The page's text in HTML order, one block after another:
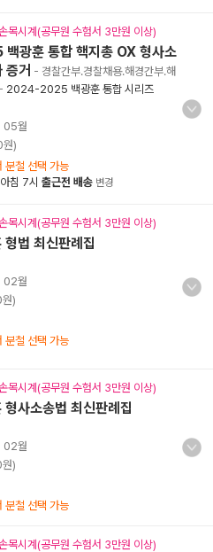
목시계(공무원 수험서 3만원 이상)
광훈 통합 핵지총 OX 형사소
증거 - 경찰간부.경찰채용.해경간부.해
- 2024-2025 백광훈 통합 시리즈
05월
)
분철 선택 가능
침 7시 출근전 배송 변경
목시계(공무원 수험서 3만원 이상)
법 최신판례집
02월
)
분철 선택 가능
목시계(공무원 수험서 3만원 이상)
사소송법 최신판례집
02월
)
분철 선택 가능
목시계(공무원 수험서 3만원 이상)